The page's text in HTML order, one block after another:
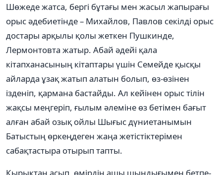
Шөжеде жатса, бергі бұтағы мен жасыл жапырағы
орыс әдебиетінде – Михайлов, Павлов секілді орыс
достары арқылы қолы жеткен Пушкинде,
Лермонтовта жатыр. Абай әдейі қала
кітапханасының кітаптары үшін Семейде қысқы
айларда ұзақ жатып алатын болып, өз-өзінен
ізденіп, қармана бастайды. Ал кейінен орыс тілін
жақсы меңгеріп, ғылым әлеміне өз бетімен бағыт
алған абай озық ойлы Шығыс дүниетанымын
Батыстың өркеңдеген жаңа жетістіктерімен
сабақтастыра отырып тапты.
Қырықтан асып, өмірдің ащы шындығымен бетпе-